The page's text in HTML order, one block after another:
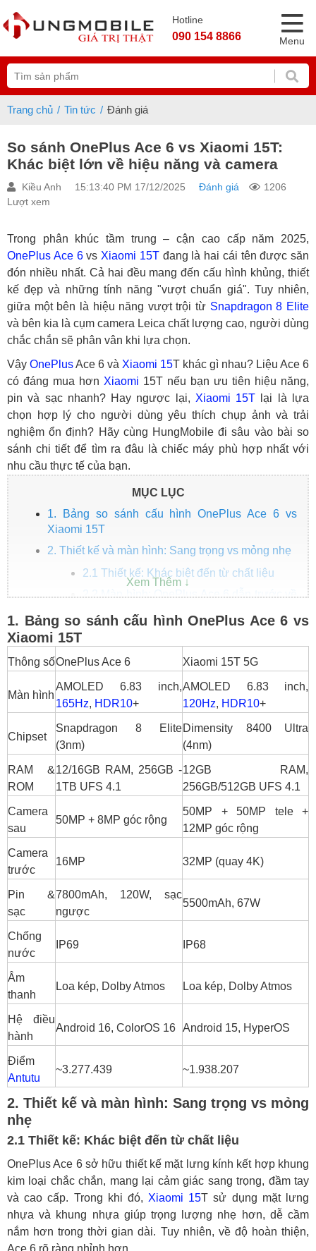
Hotline
090 154 8866 Menu
Trang chủ Tin tức Đánh giá
So sánh OnePlus Ace 6 vs Xiaomi 15T:
Khác biệt lớn về hiệu năng và camera
Kiều Anh 15:13:40 PM 17/12/2025 Đánh giá
1206
Lượt xem
Trong phân khúc tầm trung – cận cao cấp năm 2025,
OnePlus Ace 6vs Xiaomi 15Tđang là hai cái tên được săn
đón nhiều nhất. Cả hai đều mang đến cấu hình khủng, thiết
kế đẹp và những tính năng "vượt chuẩn giá". Tuy nhiên,
giữa một bên là hiệu năng vượt trội từ Snapdragon 8 Elite
và bên kia là cụm camera Leica chất lượng cao, người dùng
chắc chắn sẽ phân vân khi lựa chọn.
Vậy OnePlusAce 6 và Xiaomi 15T khác gì nhau? Liệu Ace 6
có đáng mua hơn Xiaomi 15T nếu bạn ưu tiên hiệu năng,
pin và sạc nhanh? Hay ngược lại, Xiaomi 15T lại là lựa
chọn hợp lý cho người dùng yêu thích chụp ảnh và trải
nghiệm ổn định? Hãy cùng HungMobile đi sâu vào bài so
sánh chi tiết để tìm ra đâu là chiếc máy phù hợp nhất với
nhu cầu thực tế của bạn.
MỤC LỤC
1. Bảng so sánh cấu hình OnePlus Ace 6 vs
Xiaomi 15T
2. Thiết kế và màn hình: Sang trọng vs mỏng nhẹ
2.1 Thiết kế: Khác biệt đến từ chất liệu
2.2 Màn hình: OnePlus Ace 6 dẫn trước về
3. Hiệu năng và phần mềm: Snapdragon 8 Elite
vượt trội
3.1 Chipset và GPU: Ace 6 mạnh tuyệt đối
3.2 Phần mềm: ColorOS vs HyperOS
4. Camera: Xiaomi 15T chiếm ưu thế với tele & AI
5. Pin và sạc: Ace 6 pin trâu, sạc siêu tốc
6. Nên mua OnePlus Ace 6 hay Xiaomi 15T?
7. Mua OnePlus Ace 6 và Xiaomi 15T giá tốt tại
HungMobile
1. Bảng so sánh cấu hình OnePlus Ace 6 vs
Xiaomi 15T
Thông sốOnePlus Ace 6 Xiaomi 15T 5G
Màn hình
AMOLED 6.83 inch,
165Hz, HDR10+
AMOLED 6.83 inch,
120Hz, HDR10+
Chipset
Snapdragon 8 Elite
(3nm)
Dimensity 8400 Ultra
(4nm)
RAM &
ROM
12/16GB RAM, 256GB -
1TB UFS 4.1
12GB RAM,
256GB/512GB UFS 4.1
Camera
sau
50MP + 8MP góc rộng
50MP + 50MP tele +
12MP góc rộng
Camera
trước
16MP 32MP (quay 4K)
Pin &
sạc
7800mAh, 120W, sạc
ngược
5500mAh, 67W
Chống
nước
IP69 IP68
Âm
thanh
Loa kép, Dolby Atmos Loa kép, Dolby Atmos
Hệ điều
hành
Android 16, ColorOS 16 Android 15, HyperOS
Điểm
Antutu
~3.277.439 ~1.938.207
2. Thiết kế và màn hình: Sang trọng vs mỏng
nhẹ
2.1 Thiết kế: Khác biệt đến từ chất liệu
OnePlus Ace 6 sở hữu thiết kế mặt lưng kính kết hợp khung
kim loại chắc chắn, mang lại cảm giác sang trọng, đầm tay
và cao cấp. Trong khi đó, Xiaomi 15T sử dụng mặt lưng
nhựa và khung nhựa giúp trọng lượng nhẹ hơn, dễ cầm
nắm hơn trong thời gian dài. Tuy nhiên, về độ hoàn thiện,